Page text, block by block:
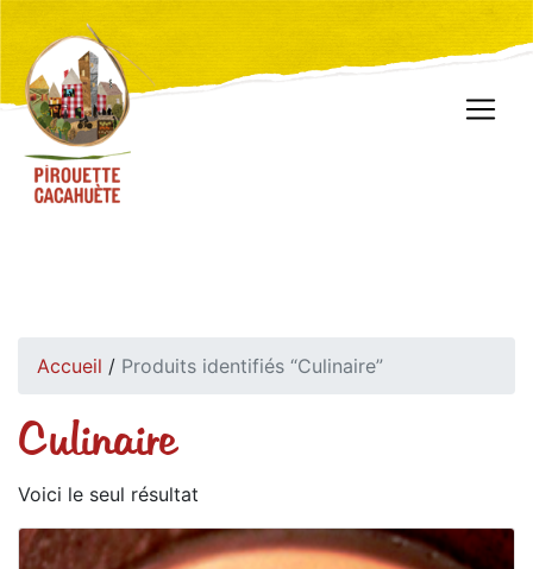
Accueil / Produits identifiés “Culinaire”
Culinaire
Voici le seul résultat